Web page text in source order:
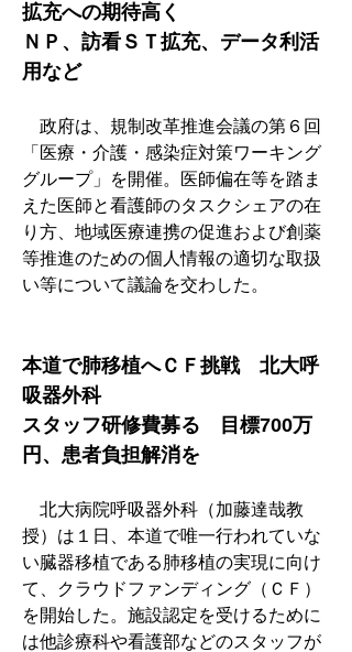
拡充への期待高く
ＮＰ、訪看ＳＴ拡充、データ利活
用など
政府は、規制改革推進会議の第６回
「医療・介護・感染症対策ワーキング
グループ」を開催。医師偏在等を踏ま
えた医師と看護師のタスクシェアの在
り方、地域医療連携の促進および創薬
等推進のための個人情報の適切な取扱
い等について議論を交わした。
本道で肺移植へＣＦ挑戦　北大呼
吸器外科
スタッフ研修費募る　目標700万
円、患者負担解消を
北大病院呼吸器外科（加藤達哉教
授）は１日、本道で唯一行われていな
い臓器移植である肺移植の実現に向け
て、クラウドファンディング（ＣＦ）
を開始した。施設認定を受けるために
は他診療科や看護部などのスタッフが